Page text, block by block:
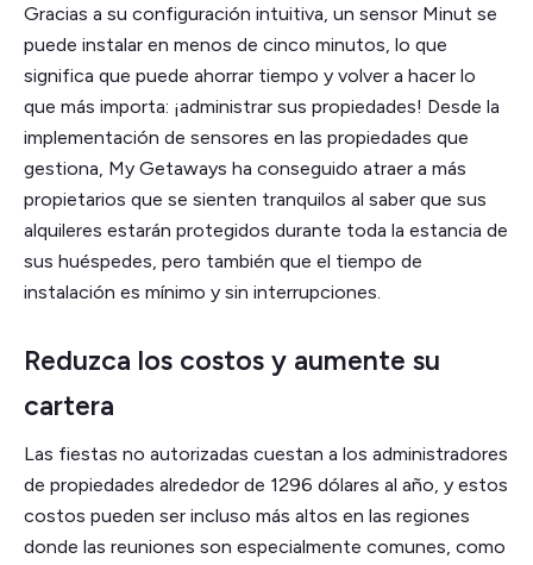
Gracias a su configuración intuitiva, un sensor Minut se
puede instalar en menos de cinco minutos, lo que
significa que puede ahorrar tiempo y volver a hacer lo
que más importa: ¡administrar sus propiedades! Desde la
implementación de sensores en las propiedades que
gestiona, My Getaways ha conseguido atraer a más
propietarios que se sienten tranquilos al saber que sus
alquileres estarán protegidos durante toda la estancia de
sus huéspedes, pero también que el tiempo de
instalación es mínimo y sin interrupciones.
Reduzca los costos y aumente su
cartera
Las fiestas no autorizadas cuestan a los administradores
de propiedades alrededor de 1296 dólares al año, y estos
costos pueden ser incluso más altos en las regiones
donde las reuniones son especialmente comunes, como